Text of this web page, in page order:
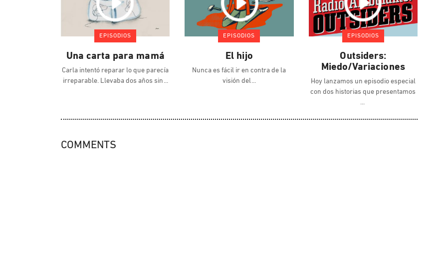
EPISODIOS
Una carta para mamá
Carla intentó reparar lo que parecía
irreparable. Llevaba dos años sin
EPISODIOS
El hijo
Nunca es fácil ir en contra de la
visión del
EPISODIOS
Outsiders:
Miedo/Variaciones
Hoy lanzamos un episodio especial
con dos historias que presentamos
COMMENTS